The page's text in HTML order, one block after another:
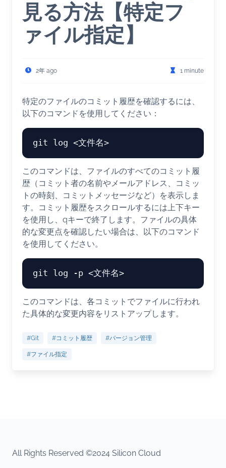
見る方法【特定フ
ァイル指定】
2年 ago 1 minute
特定のファイルのコミット履歴を確認するには、
以下のコマンドを使用してください：
このコマンドは、ファイルのすべてのコミット履
歴（コミット者の名前やメールアドレス、コミッ
トの時刻、コミットメッセージなど）を表示しま
す。コミット履歴をスクロールするには上下キー
を使用し、qキーで終了します。ファイルの具体
的な変更点を確認したい場合は、以下のコマンド
を使用してください。
このコマンドは、各コミットでファイルに行われ
た具体的な変更内容をリストアップします。
#Git #コミット履歴 #バージョン管理
#ファイル指定
All Rights Reserved ©2024 Silicon Cloud